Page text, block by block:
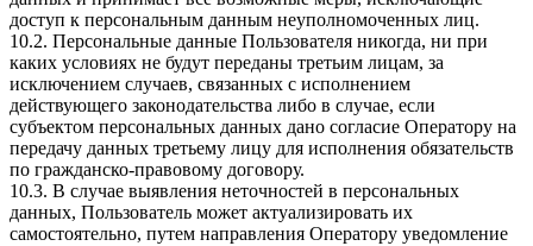
доступ к персональным данным неуполномоченных лиц.
10.2. Персональные данные Пользователя никогда, ни при
каких условиях не будут переданы третьим лицам, за
исключением случаев, связанных с исполнением
действующего законодательства либо в случае, если
субъектом персональных данных дано согласие Оператору на
передачу данных третьему лицу для исполнения обязательств
по гражданско-правовому договору.
10.3. В случае выявления неточностей в персональных
данных, Пользователь может актуализировать их
самостоятельно, путем направления Оператору уведомление